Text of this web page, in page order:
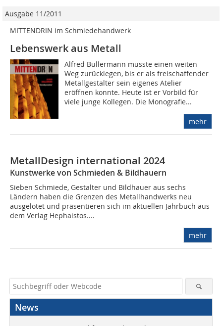
Ausgabe 11/2011
MITTENDRIN im Schmiedehandwerk
Lebenswerk aus Metall
Alfred Bullermann musste einen weiten
Weg zurücklegen, bis er als freischaffender
Metallgestalter sein eigenes Atelier
eröffnen konnte. Heute ist er Vorbild für
viele junge Kollegen. Die Monografie...
mehr
MetallDesign international 2024
Kunstwerke von Schmieden & Bildhauern
Sieben Schmiede, Gestalter und Bildhauer aus sechs
Ländern haben die Grenzen des Metallhandwerks neu
ausgelotet und präsentieren sich im aktuellen Jahrbuch aus
dem Verlag Hephaistos....
mehr
News